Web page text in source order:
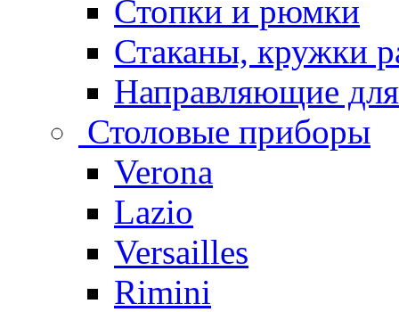
Стопки и рюмки
Стаканы, кружки
Направляющие
Столовые приборы
Verona
Lazio
Versailles
Rimini